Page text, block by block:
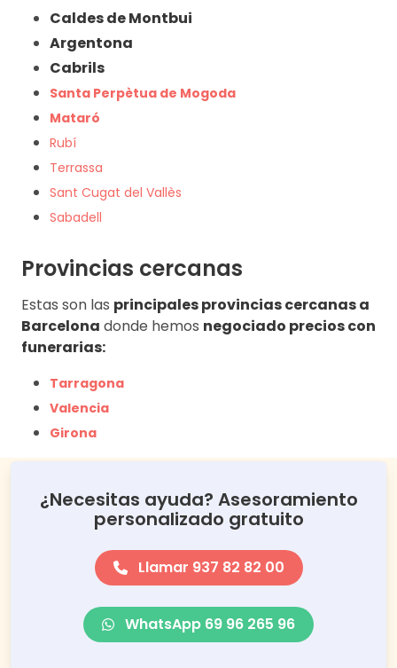
Caldes de Montbui
Argentona
Cabrils
Santa Perpètua de Mogoda
Mataró
Rubí
Terrassa
Sant Cugat del Vallès
Sabadell
Provincias cercanas
Estas son las principales provincias cercanas a
Barcelona donde hemos negociado precios con
funerarias:
Tarragona
Valencia
Girona
¿Necesitas ayuda? Asesoramiento
personalizado gratuito
Llamar 937 82 82 00
WhatsApp 69 96 265 96